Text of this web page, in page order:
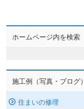
ホームページ内を検索
施工例（写真・ブログ）
住まいの修理